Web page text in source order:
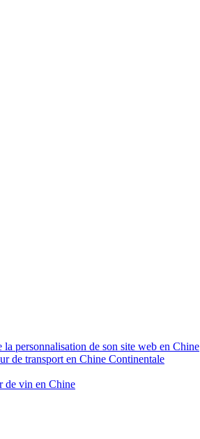
personnalisation de son site web en Chine
de transport en Chine Continentale
de vin en Chine